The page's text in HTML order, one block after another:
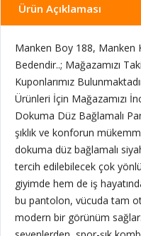
Ürün Açıklaması
Manken Boy 188, Manken
Bedendir..; Mağazamızı
Kuponlarımız
Ürünleri İçin Mağazamızı
Dokuma Düz Bağlamalı
şıklık ve konforun
dokuma düz bağlamalı
tercih edilebilecek çok
giyimde hem de iş
bu pantolon, vücuda tam
modern bir görünüm